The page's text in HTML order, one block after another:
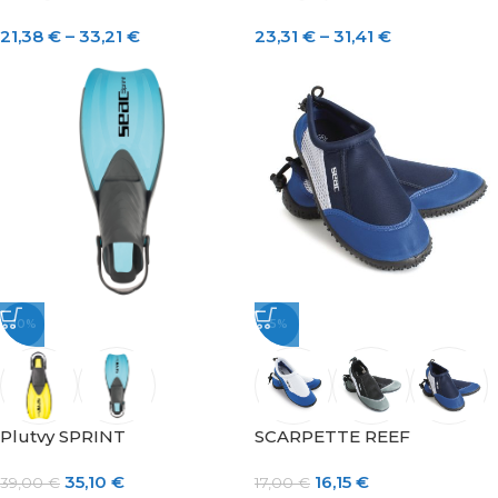
21,38 € – 33,21 € 23,31 € – 31,41 €
-10%
Plutvy SPRINT
39,00€ 35,10 €
-5%
SCARPETTE REEF
17,00€ 16,15 €